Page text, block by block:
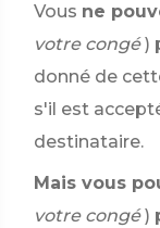
Vous ne
votre congé )
donné de
s'il est
destinataire.
Mais vous
votre congé )